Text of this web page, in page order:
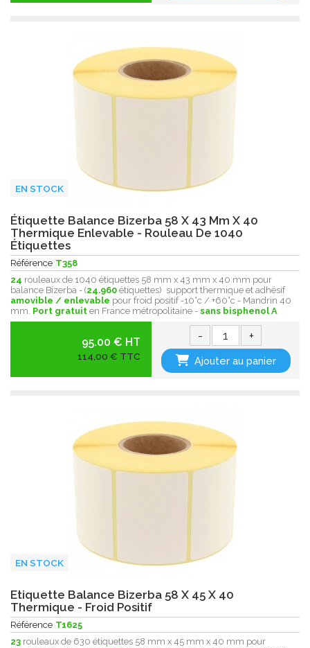
EN STOCK
Étiquette Balance Bizerba 58 X 43 Mm X 40
Thermique Enlevable - Rouleau De 1040
Étiquettes
Référence T358
24 rouleaux de 1040 étiquettes 58 mm x 43 mm x 40 mm pour
balance Bizerba - (24.960 étiquettes) support thermique et adhésif
amovible / enlevable pour froid positif -10°c / +60°c - Mandrin 40
mm. Port gratuit en France métropolitaine - sans bisphenol A
95.00 € HT
114,00 € TTC
- +
Ajouter au panier
EN STOCK
Etiquette Balance Bizerba 58 X 45 X 40
Thermique - Froid Positif
Référence T1625
23 rouleaux de 630 étiquettes 58 mm x 45 mm x 40 mm pour